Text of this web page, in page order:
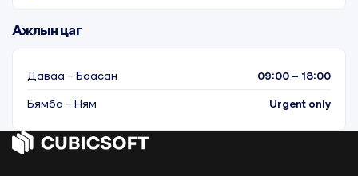
Ажлын цаг
Даваа – Баасан 09:00 – 18:00
Бямба – Ням Urgent only